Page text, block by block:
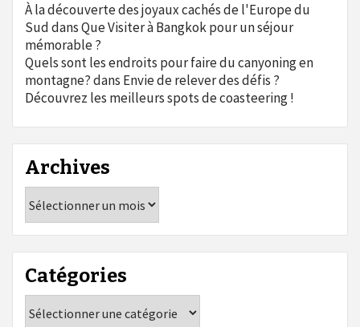
À la découverte des joyaux cachés de l'Europe du
SuddansQue Visiter à Bangkok pour un séjour
mémorable ?
Quels sont les endroits pour faire du canyoning en
montagne?dans Envie de relever des défis ?
Découvrez les meilleurs spots de coasteering !
Archives
Catégories